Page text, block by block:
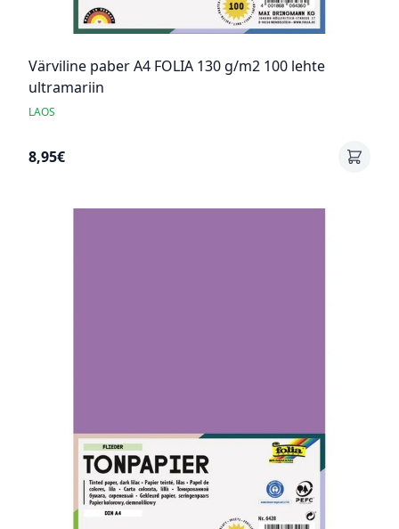
Värviline paber A4 FOLIA 130 g/m2 100 lehte
ultramariin
LAOS
8,95€